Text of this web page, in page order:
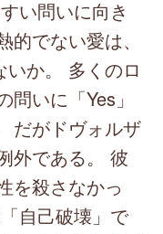
い問いに向き
でない愛は、
か。 多くのロ
いに「Yes」
だがドヴォルザ
外である。 彼
を殺さなかっ
自己破壊」で